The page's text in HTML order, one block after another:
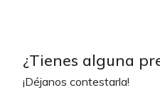
¿Tienes alguna
¡Déjanos contestarla!